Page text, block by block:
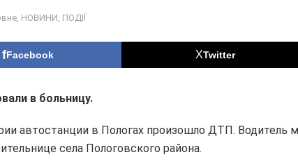
НОВИНИ ПОДІЇ
Facebook Twitter
в больницу.
автостанции в Пологах произошло ДТП. Водитель
села Пологовского района.